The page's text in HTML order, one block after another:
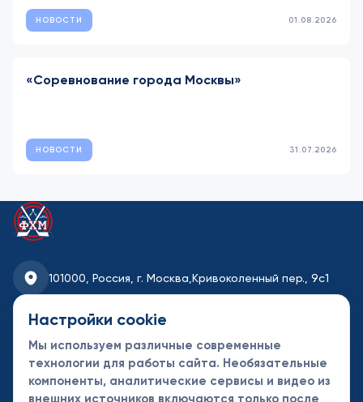
НОВОСТИ 01.08.2026
«Соревнование города Москвы»
НОВОСТИ 31.07.2026
101000, Россия, г. Москва, Кривоколенный пер., 9с1
fhmoscow@mail.ru
8-495-621-35-95
Новости Турниры Контакты
Настройки cookie
Мы используем различные современные
технологии для работы сайта. Необязательные
компоненты, аналитические сервисы и видео из
внешних источников включаются только после